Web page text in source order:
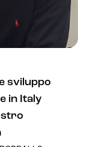
sviluppo
in Italy